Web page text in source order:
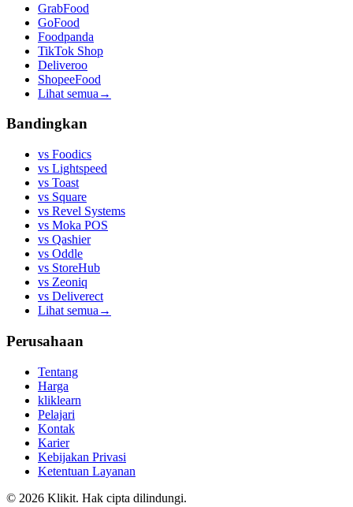
GrabFood
GoFood
Foodpanda
TikTok Shop
Deliveroo
ShopeeFood
Lihat semua →
Bandingkan
vs Foodics
vs Lightspeed
vs Toast
vs Square
vs Revel Systems
vs Moka POS
vs Qashier
vs Oddle
vs StoreHub
vs Zeoniq
vs Deliverect
Lihat semua →
Perusahaan
Tentang
Harga
kliklearn
Pelajari
Kontak
Karier
Kebijakan Privasi
Ketentuan Layanan
© 2026 Klikit. Hak cipta dilindungi.